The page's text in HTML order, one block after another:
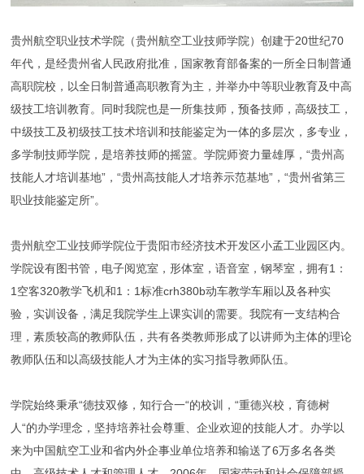
贵州航空职业技术学院（贵州航空工业技师学院）创建于20世纪70
年代，是经贵州省人民政府批准，国家教育部备案的一所全日制普通
高职院校，以全日制普通高职教育为主，并举办中等职业教育及中高
级技工培训教育。同时我院也是一所集技师，预备技师，高级技工，
中级技工及初级技工技术培训和技能鉴定为一体的多层次，多专业，
多学制技师学院，是培养技师的摇篮。学院师资力量雄厚，“贵州高
技能人才培训基地”，“贵州高技能人才培养示范基地”，“贵州省第三
职业技能鉴定所”。
贵州航空工业技师学院位于贵阳市经济技术开发区小孟工业园区内。
学院设有图书管，电子阅览室，形体室，语音室，钢琴室，拥有1：
1空客320教学飞机和1：1标准crh380b动车教学车厢以及各种实
验，实训设备，满足我院学生上课实训的需要。我院有一支结构合
理，素质较高的教师队伍，共有各类教师形成了以讲师为主体的理论
教师队伍和以高级技能人才为主体的实习指导教师队伍。
学院始终秉承“德技双修，知行合一“的校训，“重德兴校，育德树
人“的办学理念，坚持培养社会尊重、企业欢迎的技能人才。办学以
来为中国航空工业和省内外企事业单位培养和输送了6万多名各类